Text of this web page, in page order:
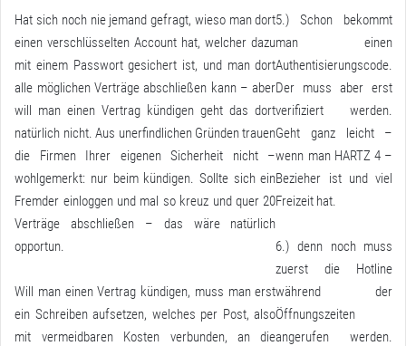
Hat sich noch nie jemand gefragt, wieso man dort
einen verschlüsselten Account hat, welcher dazu
mit einem Passwort gesichert ist, und man dort
alle möglichen Verträge abschließen kann – aber
will man einen Vertrag kündigen geht das dort
natürlich nicht. Aus unerfindlichen Gründen trauen
die Firmen Ihrer eigenen Sicherheit nicht –
wohlgemerkt: nur beim kündigen. Sollte sich ein
Fremder einloggen und mal so kreuz und quer 20
Verträge abschließen – das wäre natürlich
opportun.
Will man einen Vertrag kündigen, muss man erst
ein Schreiben aufsetzen, welches per Post, also
mit vermeidbaren Kosten verbunden, an die
5.) Schon bekommt
man einen
Authentisierungscode.
Der muss aber erst
verifiziert werden.
Geht ganz leicht –
wenn man HARTZ 4 –
Bezieher ist und viel
Freizeit hat.
6.) denn noch muss
zuerst die Hotline
während der
Öffnungszeiten
angerufen werden.